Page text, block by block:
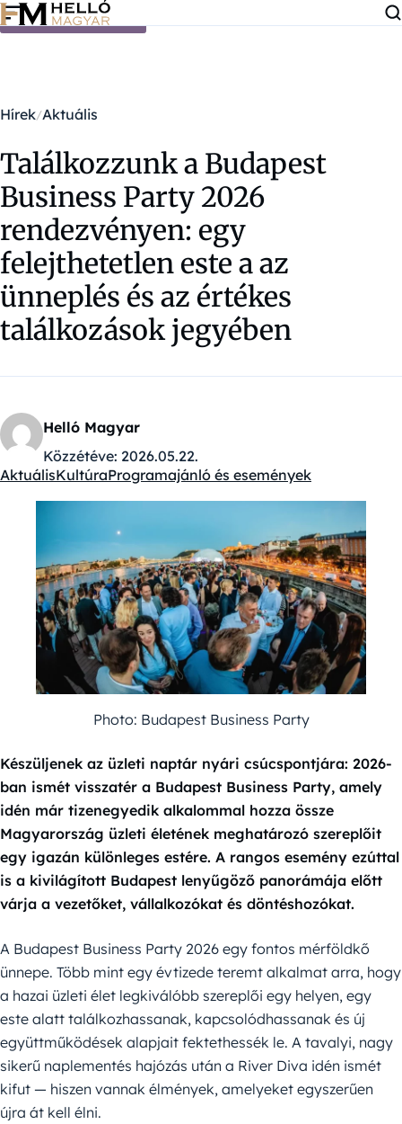
Ugrás a tartalomra
Hírek Aktuális
Találkozzunk a Budapest
Business Party 2026
rendezvényen: egy
felejthetetlen este a az
ünneplés és az értékes
találkozások jegyében
Helló Magyar
Közzétéve: 2026.05.22.
Kategóriák:
AktuálisKultúraProgramajánló és események
Photo: Budapest Business Party
Készüljenek az üzleti naptár nyári csúcspontjára: 2026-
ban ismét visszatér a Budapest Business Party, amely
idén már tizenegyedik alkalommal hozza össze
Magyarország üzleti életének meghatározó szereplőit
egy igazán különleges estére. A rangos esemény ezúttal
is a kivilágított Budapest lenyűgöző panorámája előtt
várja a vezetőket, vállalkozókat és döntéshozókat.
A Budapest Business Party 2026 egy fontos mérföldkő
ünnepe. Több mint egy évtizede teremt alkalmat arra, hogy
a hazai üzleti élet legkiválóbb szereplői egy helyen, egy
este alatt találkozhassanak, kapcsolódhassanak és új
együttműködések alapjait fektethessék le. A tavalyi, nagy
sikerű naplementés hajózás után a River Diva idén ismét
kifut — hiszen vannak élmények, amelyeket egyszerűen
újra át kell élni.